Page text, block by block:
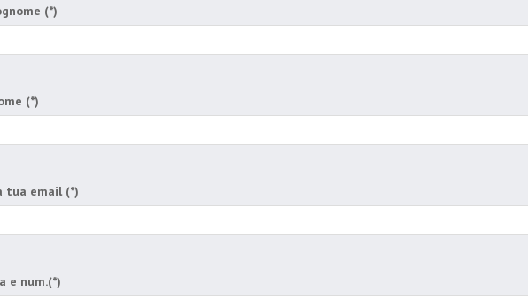
(*)
(*)
tua email (*)
e num.(*)